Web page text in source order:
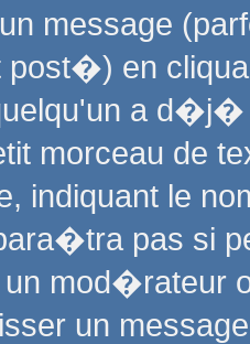
message
en
a
morceau de
indiquant le
pas si
un mod�rateur
un